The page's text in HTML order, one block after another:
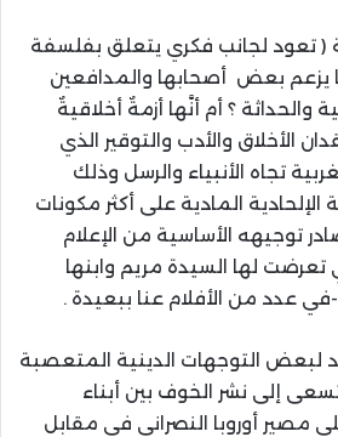
( تعود لجانب فكري يتعلق بفلسفة
يزعم بعض أصحابها والمدافعين
والحداثة ؟ أم أنَّها أزمةٌ أخلاقيةٌ
الأخلاق والأدب والتوقير الذي
تجاه الأنبياء والرسل وذلك
المادية على أكثر مكونات
توجيهه الأساسية من الإعلام
تعرضت لها السيدة مريم وابنها
في عدد من الأفلام عنا ببعيدة .
لبعض التوجهات الدينية المتعصبة
إلى نشر الخوف بين أبناء
مصير أوروبا النصراني في مقابل